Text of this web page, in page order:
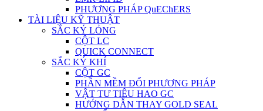
PHƯƠNG PHÁP QuEChERS
TÀI LIỆU KỸ THUẬT
SẮC KÝ LỎNG
CỘT LC
QUICK CONNECT
SẮC KÝ KHÍ
CỘT GC
PHẦN MỀM ĐỔI PHƯƠNG PHÁP
VẬT TƯ TIÊU HAO GC
HƯỚNG DẪN THAY GOLD SEAL